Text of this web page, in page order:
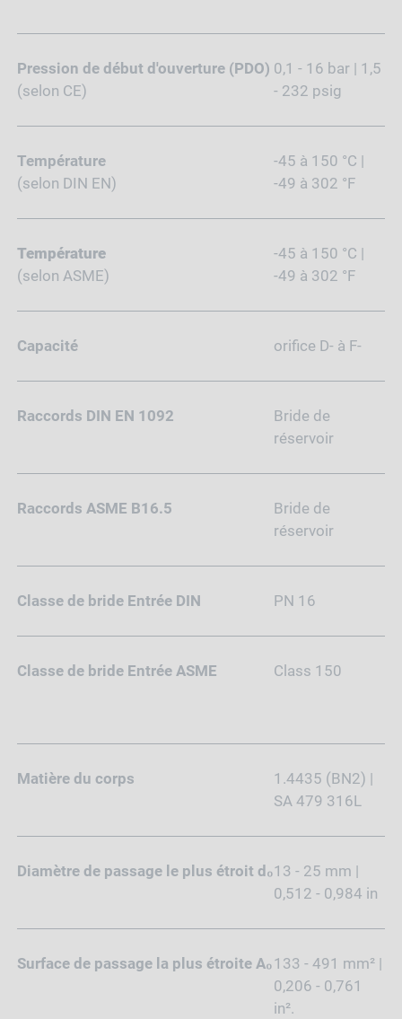
Pression de début d'ouverture (PDO)
(selon CE)
0,1 - 16 bar | 1,5
- 232 psig
Température
(selon DIN EN)
-45 à 150 °C |
-49 à 302 °F
Température
(selon ASME)
-45 à 150 °C |
-49 à 302 °F
Capacité orifice D- à F-
Raccords DIN EN 1092
Bride de
réservoir
Raccords ASME B16.5
Bride de
réservoir
Classe de bride Entrée DIN PN 16
Classe de bride Entrée ASME Class 150
Matière du corps
1.4435 (BN2) |
SA 479 316L
Diamètre de passage le plus étroit d₀13 - 25 mm |
0,512 - 0,984 in
Surface de passage la plus étroite A₀133 - 491 mm² |
0,206 - 0,761
in².